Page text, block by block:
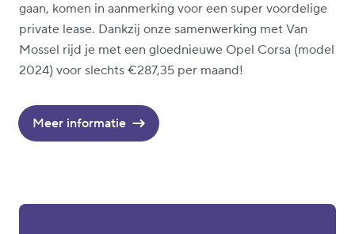
gaan, komen in aanmerking voor een super voordelige
private lease. Dankzij onze samenwerking met Van
Mossel rijd je met een gloednieuwe Opel Corsa (model
2024) voor slechts €287,35 per maand!
Meer informatie